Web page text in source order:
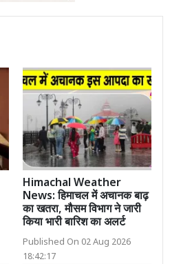
Himachal Weather
News: हिमाचल में अचानक बाढ़
का खतरा, मौसम विभाग ने जारी
किया भारी बारिश का अलर्ट
Published On 02 Aug 2026
18:42:17